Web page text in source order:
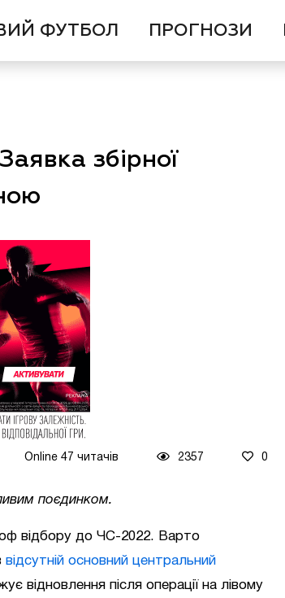
ФУТБОЛ ПРОГНОЗИ
збірної
Online 47 читачів 2357 0
поєдинком.
оф відбору до ЧС-2022. Варто
відсутній основний центральний
відновлення після операції на лівому